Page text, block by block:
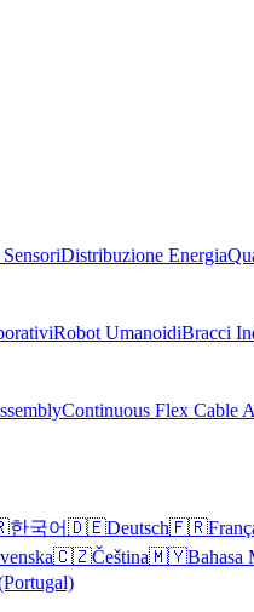
Distribuzione Energia
Robot UmanoidiBracci
Continuous Flex Cable
한국어🇩🇪Deutsch🇫🇷
🇨🇿Čeština🇲🇾Bahasa